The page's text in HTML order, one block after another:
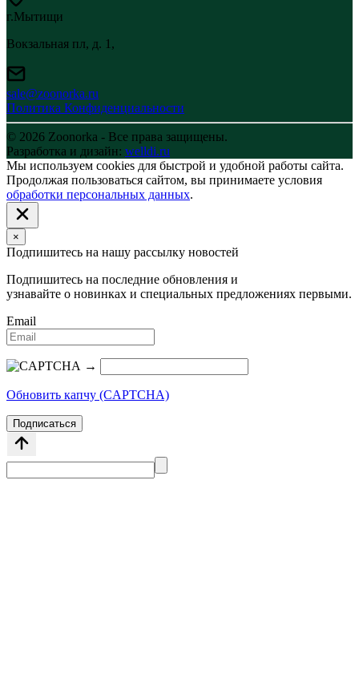
г.Мытищи
Вокзальная пл, д. 1,
sale@zoonorka.ru
Политика Конфиденциальности
© 2026 Zoonorka - Все права защищены.
Разработка и дизайн: welldi.ru
Мы используем cookies для быстрой и удобной работы сайта.
Продолжая пользоваться сайтом, вы принимаете условия
обработки персональных данных.
×
Подпишитесь на нашу рассылку новостей
Подпишитесь на последние обновления и
узнавайте о новинках и специальных предложениях первыми.
Email
→
Обновить капчу (CAPTCHA)
Подписаться